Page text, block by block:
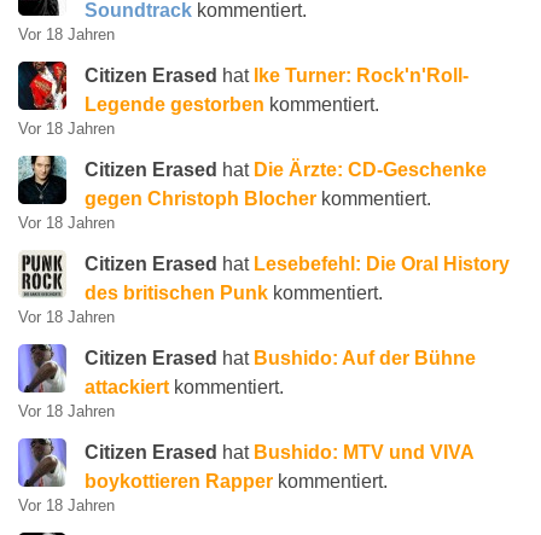
Soundtrack kommentiert.
Vor 18 Jahren
Citizen Erased hat Ike Turner: Rock'n'Roll-
Legende gestorben kommentiert.
Vor 18 Jahren
Citizen Erased hat Die Ärzte: CD-Geschenke
gegen Christoph Blocher kommentiert.
Vor 18 Jahren
Citizen Erased hat Lesebefehl: Die Oral History
des britischen Punk kommentiert.
Vor 18 Jahren
Citizen Erased hat Bushido: Auf der Bühne
attackiert kommentiert.
Vor 18 Jahren
Citizen Erased hat Bushido: MTV und VIVA
boykottieren Rapper kommentiert.
Vor 18 Jahren